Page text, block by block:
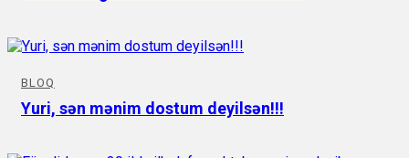
BLOQ
Yuri, sən mənim dostum deyilsən!!!